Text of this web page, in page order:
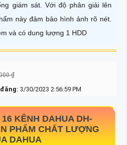
giám sát. Với độ phân giải lên
này đảm bảo hình ảnh rõ nét.
và có dung lượng 1 HDD
₫
3/30/2023 2:56:59 PM
KÊNH DAHUA DH-
PHẨM CHẤT LƯỢNG
DAHUA